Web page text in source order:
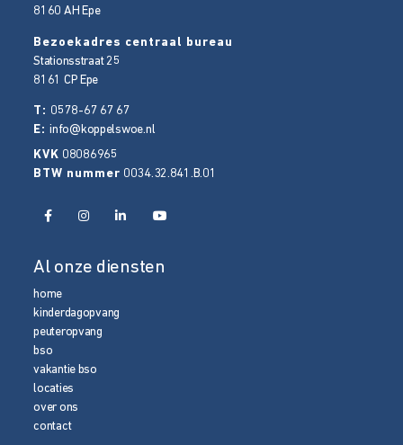
8160 AH Epe
Bezoekadres centraal bureau
Stationsstraat 25
8161 CP Epe
T: 0578-67 67 67
E:info@koppelswoe.nl
KVK 08086965
BTW nummer 0034.32.841.B.01
Al onze diensten
home
kinderdagopvang
peuteropvang
bso
vakantie bso
locaties
over ons
contact